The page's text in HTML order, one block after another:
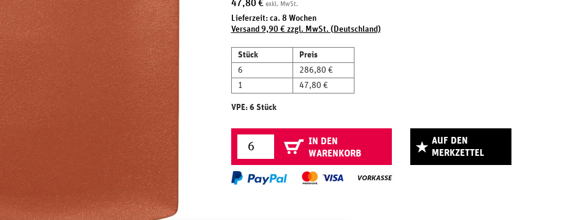
47,80 € exkl. MwSt.
Lieferzeit: ca. 8 Wochen
Versand 9,90 € zzgl. MwSt. (Deutschland)
Stück
Preis
6
286,80 €
1
47,80 €
VPE: 6 Stück
IN DEN
WARENKORB
AUF DEN
MERKZETTEL